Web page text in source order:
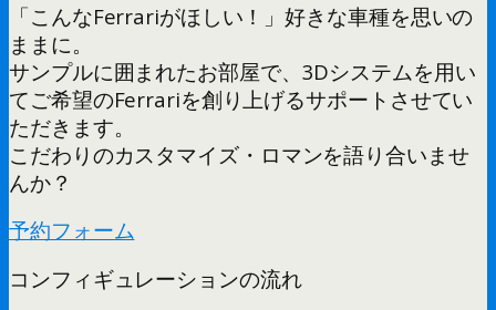
「こんなFerrariがほしい！」好きな車種を思いの
ままに。
サンプルに囲まれたお部屋で、3Dシステムを用い
てご希望のFerrariを創り上げるサポートさせてい
ただきます。
こだわりのカスタマイズ・ロマンを語り合いませ
んか？
予約フォーム
コンフィギュレーションの流れ